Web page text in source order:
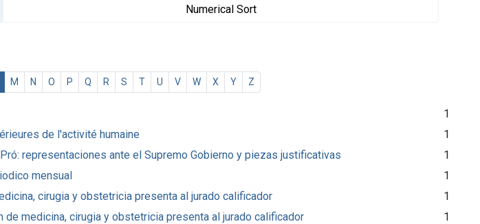
Numerical Sort
M N O P Q R S T U V W X Y Z
1
de l'activité humaine
1
representaciones ante el Supremo Gobierno y piezas justificativas
1
mensual
1
cirugia y obstetricia presenta al jurado calificador
1
medicina, cirugia y obstetricia presenta al jurado calificador
1